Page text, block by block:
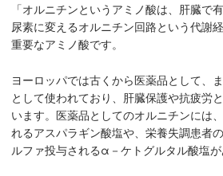
「オルニチンというアミノ酸は、肝臓で
尿素に変えるオルニチン回路という代謝
重要なアミノ酸です。
ヨーロッパでは古くから医薬品として、
として使われており、肝臓保護や抗疲労
います。医薬品としてのオルニチンには
れるアスパラギン酸塩や、栄養失調患者
ルファ投与されるα－ケトグルタル酸塩が